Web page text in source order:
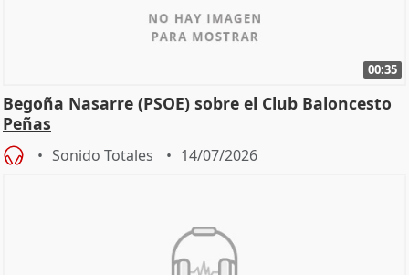
00:35
Begoña Nasarre (PSOE) sobre el Club Baloncesto
Peñas
Sonido Totales 14/07/2026